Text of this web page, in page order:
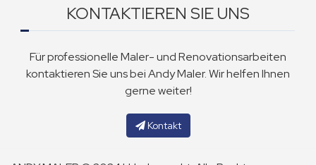
KONTAKTIEREN SIE UNS
Für professionelle Maler- und Renovationsarbeiten
kontaktieren Sie uns bei Andy Maler. Wir helfen Ihnen
gerne weiter!
Kontakt